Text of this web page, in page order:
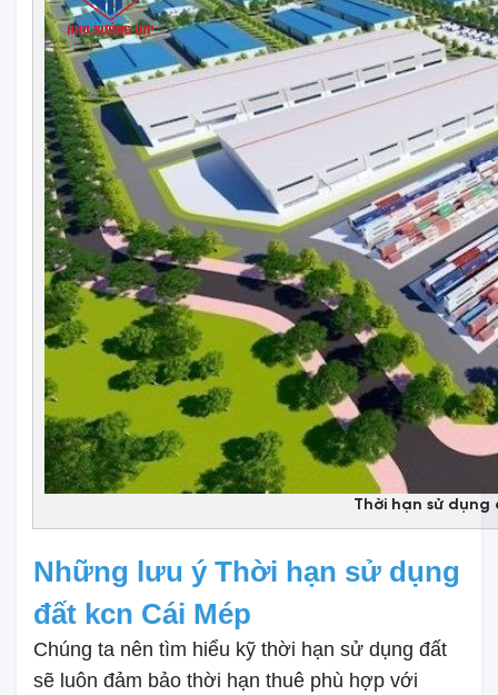
Thời hạn sử dụng
Những lưu ý Thời hạn sử dụng
đất kcn Cái Mép
Chúng ta nên tìm hiểu kỹ thời hạn sử dụng đất
sẽ luôn đảm bảo thời hạn thuê phù hợp với